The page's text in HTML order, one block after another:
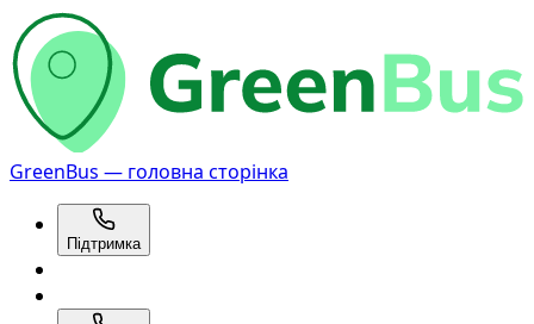
GreenBus — головна сторінка
Підтримка